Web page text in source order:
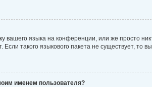
вашего языка на конференции, или же просто
Если такого языкового пакета не существует,
именем пользователя?